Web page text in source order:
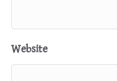
Website